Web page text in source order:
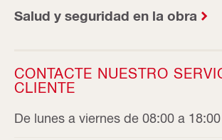
Salud y seguridad en la obra
CONTACTE NUESTRO
CLIENTE
De lunes a viernes de 08:00 a